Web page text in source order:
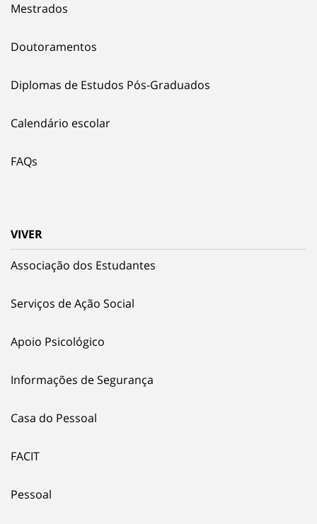
Mestrados
Doutoramentos
Diplomas de Estudos Pós-Graduados
Calendário escolar
FAQs
VIVER
Associação dos Estudantes
Serviços de Ação Social
Apoio Psicológico
Informações de Segurança
Casa do Pessoal
FACIT
Pessoal